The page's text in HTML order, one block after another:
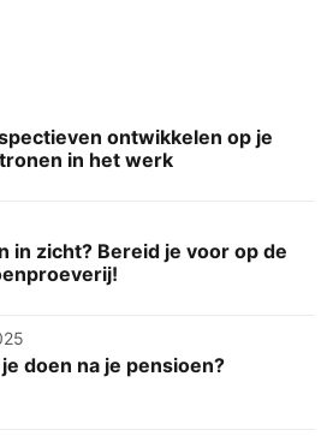
ontwikkelen op je
in het werk
in zicht? Bereid je voor op de
doen na je pensioen?